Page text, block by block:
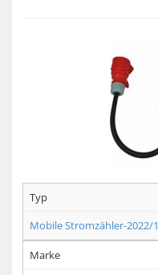
Typ
Mobile Stromzähler-2022/1
Marke